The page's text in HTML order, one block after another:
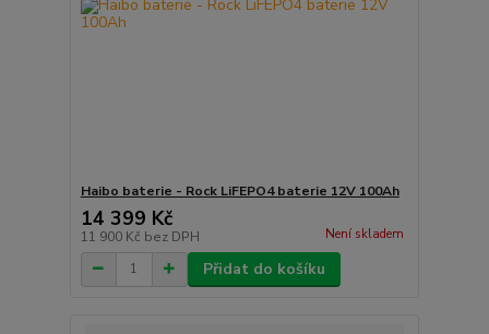
Haibo baterie - Rock LiFEPO4 baterie 12V 100Ah
14 399 Kč
11 900 Kč bez DPH Není skladem
Přidat do košíku